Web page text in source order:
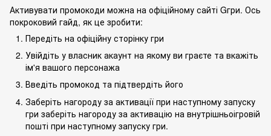
Активувати промокоди можна на офіційному сайті Gгри. Ось
покроковий гайд, як це зробити:
Передіть на офіційну сторінку гри
Увійдіть у власник акаунт на якому ви граєте та вкажіть
ім'я вашого персонажа
Введіть промокод та підтвердіть його
Заберіть нагороду за активації при наступному запуску
гри заберіть нагороду за активацію на внутрішньоігровій
пошті при наступному запуску гри.